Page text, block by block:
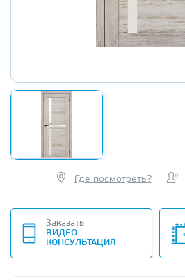
Где посмотреть?
Заказать
ВИДЕО-
КОНСУЛЬТАЦИЯ